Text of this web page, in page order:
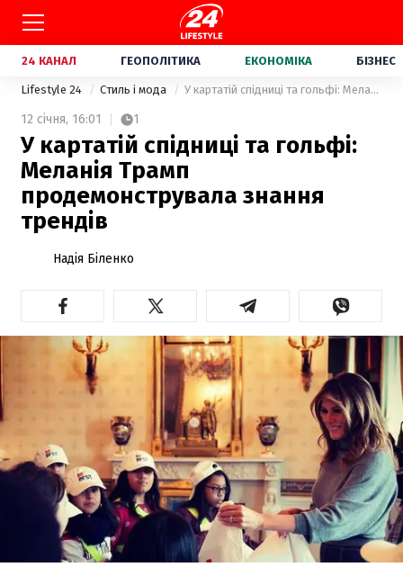
24 КАНАЛ ГЕОПОЛІТИКА ЕКОНОМІКА БІЗНЕС
Lifestyle 24 Стиль і мода У картатій спідниці та гольфі: Меланія Трамп продемонструвала знання трендів
12 січня, 16:01 1
У картатій спідниці та гольфі:
Меланія Трамп
продемонструвала знання
трендів
Надія Біленко